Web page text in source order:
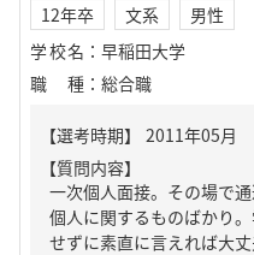
12年卒 文系
男性
学校名 ： 早稲田大学
職種 ： 総合職
【質問内容】
一次個人面接。その場で
個人に関するものばかり
せずに素直に言えれば大